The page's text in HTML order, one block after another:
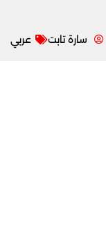
سارة تابت عربي